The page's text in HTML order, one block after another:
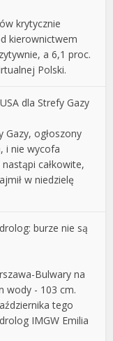
krytycznie
kierownictwem
a 6,1 proc.
Polski.
dla Strefy Gazy
Gazy, ogłoszony
i nie wycofa
całkowite,
w niedzielę
burze nie są
Bulwary na
wody - 103 cm.
tego
IMGW Emilia